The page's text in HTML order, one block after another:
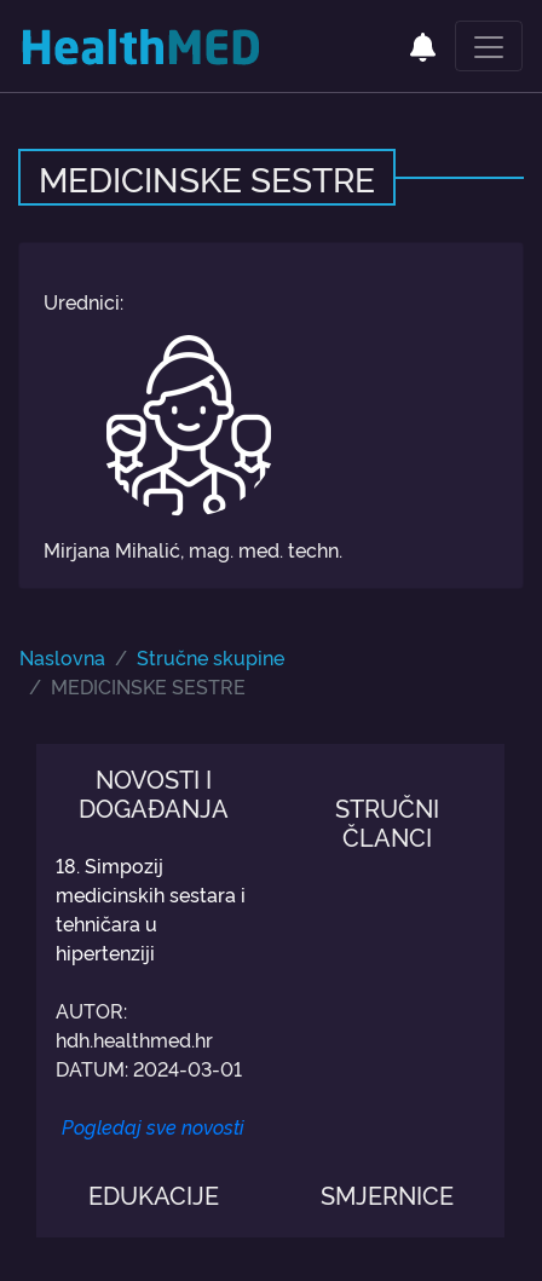
MEDICINSKE SESTRE
Urednici:
Mirjana Mihalić, mag. med. techn.
Naslovna
Stručne skupine
MEDICINSKE SESTRE
NOVOSTI I
DOGAĐANJA
18. Simpozij
medicinskih sestara i
tehničara u
hipertenziji
AUTOR:
hdh.healthmed.hr
DATUM: 2024-03-01
Pogledaj sve novosti
STRUČNI
ČLANCI
EDUKACIJE SMJERNICE